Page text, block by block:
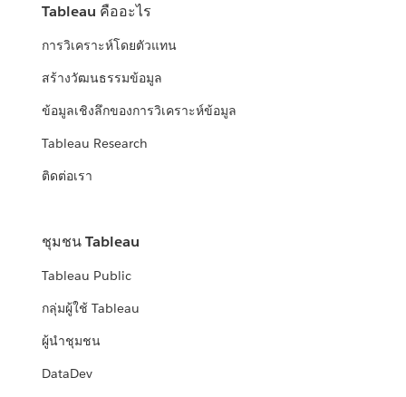
Tableau คืออะไร
การวิเคราะห์โดยตัวแทน
สร้างวัฒนธรรมข้อมูล
ข้อมูลเชิงลึกของการวิเคราะห์ข้อมูล
Tableau Research
ติดต่อเรา
ชุมชน Tableau
Tableau Public
กลุ่มผู้ใช้ Tableau
ผู้นำชุมชน
DataDev